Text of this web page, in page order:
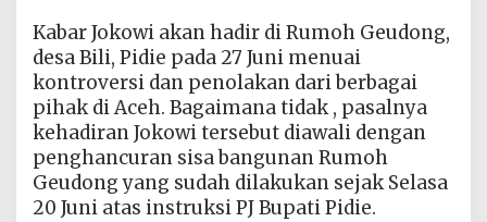
Kabar Jokowi akan hadir di Rumoh Geudong,
desa Bili, Pidie pada 27 Juni menuai
kontroversi dan penolakan dari berbagai
pihak di Aceh. Bagaimana tidak , pasalnya
kehadiran Jokowi tersebut diawali dengan
penghancuran sisa bangunan Rumoh
Geudong yang sudah dilakukan sejak Selasa
20 Juni atas instruksi PJ Bupati Pidie.